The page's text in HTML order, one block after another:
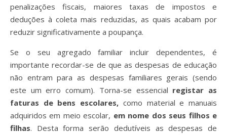
penalizações fiscais, maiores taxas de impostos e
deduções à coleta mais reduzidas, as quais acabam por
reduzir significativamente a poupança.
Se o seu agregado familiar incluir dependentes, é
importante recordar-se de que as despesas de educação
não entram para as despesas familiares gerais (sendo
este um erro comum). Torna-se essencial registar as
faturas de bens escolares, como material e manuais
adquiridos em meio escolar, em nome dos seus filhos e
filhas. Desta forma serão dedutíveis as despesas de